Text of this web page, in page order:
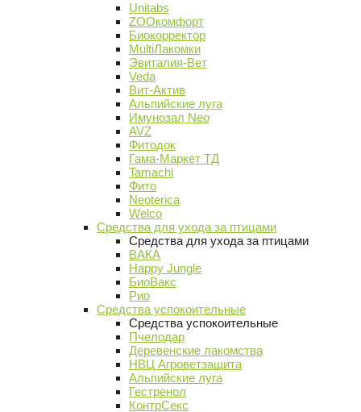
Unitabs
ZOOкомфорт
Биокорректор
MultiЛакомки
Эвиталия-Вет
Veda
Вит-Актив
Альпийские луга
Имунозал Neo
AVZ
Фитодок
Гама-Маркет ТД
Tamachi
Фито
Neoterica
Welco
Средства для ухода за птицами
Средства для ухода за птицами
ВАКА
Happy Jungle
БиоВакс
Рио
Средства успокоительные
Средства успокоительные
Пчелодар
Деревенские лакомства
НВЦ Агроветзащита
Альпийские луга
Гестренол
КонтрСекс